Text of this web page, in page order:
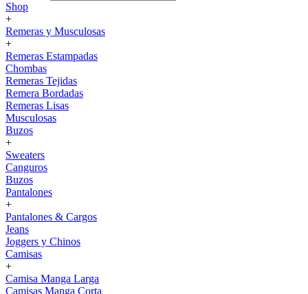
Shop
+
Remeras y Musculosas
+
Remeras Estampadas
Chombas
Remeras Tejidas
Remera Bordadas
Remeras Lisas
Musculosas
Buzos
+
Sweaters
Canguros
Buzos
Pantalones
+
Pantalones & Cargos
Jeans
Joggers y Chinos
Camisas
+
Camisa Manga Larga
Camisas Manga Corta